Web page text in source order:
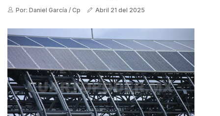
Por: Daniel García / Cp Abril 21 del 2025